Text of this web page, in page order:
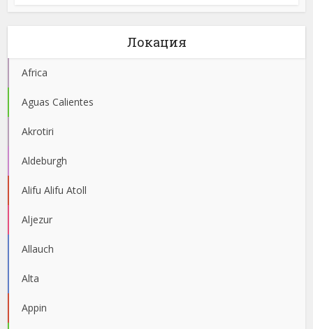
Локация
Africa
Aguas Calientes
Akrotiri
Aldeburgh
Alifu Alifu Atoll
Aljezur
Allauch
Alta
Appin